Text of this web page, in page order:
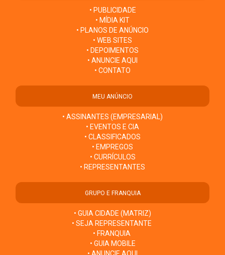
• PUBLICIDADE
• MÍDIA KIT
• PLANOS DE ANÚNCIO
• WEB SITES
• DEPOIMENTOS
• ANUNCIE AQUI
• CONTATO
MEU ANÚNCIO
• ASSINANTES (EMPRESARIAL)
• EVENTOS E CIA
• CLASSIFICADOS
• EMPREGOS
• CURRÍCULOS
• REPRESENTANTES
GRUPO E FRANQUIA
• GUIA CIDADE (MATRIZ)
• SEJA REPRESENTANTE
• FRANQUIA
• GUIA MOBILE